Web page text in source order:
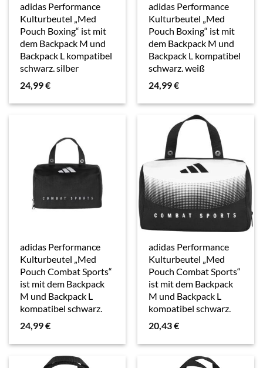
adidas Performance
Kulturbeutel „Med
Pouch Boxing“ ist mit
dem Backpack M und
Backpack L kompatibel
schwarz, silber
24,99€
adidas Performance
Kulturbeutel „Med
Pouch Boxing“ ist mit
dem Backpack M und
Backpack L kompatibel
schwarz, weiß
24,99€
adidas Performance
Kulturbeutel „Med
Pouch Combat Sports“
ist mit dem Backpack
M und Backpack L
kompatibel schwarz,
silber
24,99€
adidas Performance
Kulturbeutel „Med
Pouch Combat Sports“
ist mit dem Backpack
M und Backpack L
kompatibel schwarz,
weiß
20,43€